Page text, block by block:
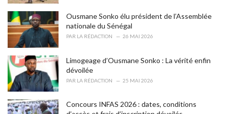
Ousmane Sonko élu président de l’Assemblée
nationale du Sénégal
PAR LA RÉDACTION 26 MAI 2026
Limogeage d’Ousmane Sonko : La vérité enfin
dévoilée
PAR LA RÉDACTION 25 MAI 2026
Concours INFAS 2026 : dates, conditions